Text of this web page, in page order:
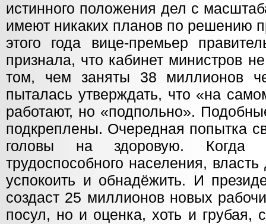
истинного положения дел с
имеют никаких планов по решению
этого года вице-премьер
признала, что кабинет министров
том, чем заняты 38 миллионов
пыталась утверждать, что «на
работают, но «подпольно».
подкреплены. Очередная попытка
головы на здоровую. Когда
трудоспособного населения,
успокоить и обнадёжить. И
создаст 25 миллионов новых
посул, но и оценка, хоть и грубая,